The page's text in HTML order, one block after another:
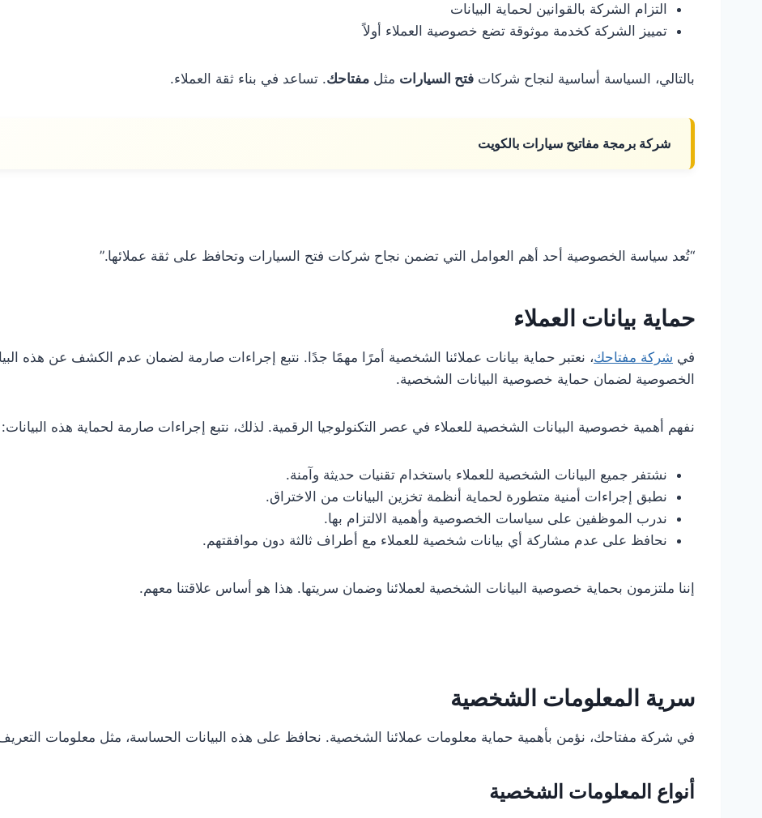
التزام الشركة بالقوانين لحماية البيانات
تمييز الشركة كخدمة موثوقة تضع خصوصية العملاء أولاً
بالتالي، السياسة أساسية لنجاح شركات فتح السيارات مثل مفتاحك. تساعد في بناء ثقة العملاء.
شركة برمجة مفاتيح سيارات بالكويت
“تُعد سياسة الخصوصية أحد أهم العوامل التي تضمن نجاح شركات فتح السيارات وتحافظ على ثقة عملائها.”
حماية بيانات العملاء
في شركة مفتاحك، نعتبر حماية بيانات عملائنا الشخصية أمرًا مهمًا جدًا. نتبع إجراءات صارمة لضمان عدم الكشف عن هذه
الخصوصية لضمان حماية خصوصية البيانات الشخصية.
نفهم أهمية خصوصية البيانات الشخصية للعملاء في عصر التكنولوجيا الرقمية. لذلك، نتبع إجراءات صارمة لحماية هذه البيانات:
نشتفر جميع البيانات الشخصية للعملاء باستخدام تقنيات حديثة وآمنة.
نطبق إجراءات أمنية متطورة لحماية أنظمة تخزين البيانات من الاختراق.
ندرب الموظفين على سياسات الخصوصية وأهمية الالتزام بها.
نحافظ على عدم مشاركة أي بيانات شخصية للعملاء مع أطراف ثالثة دون موافقتهم.
إننا ملتزمون بحماية خصوصية البيانات الشخصية لعملائنا وضمان سريتها. هذا هو أساس علاقتنا معهم.
سرية المعلومات الشخصية
في شركة مفتاحك، نؤمن بأهمية حماية معلومات عملائنا الشخصية. نحافظ على هذه البيانات الحساسة، مثل معلومات التعريف،
أنواع المعلومات الشخصية